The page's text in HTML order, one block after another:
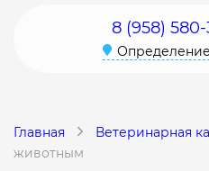
8 (958)
Главная Ветеринарная
животным